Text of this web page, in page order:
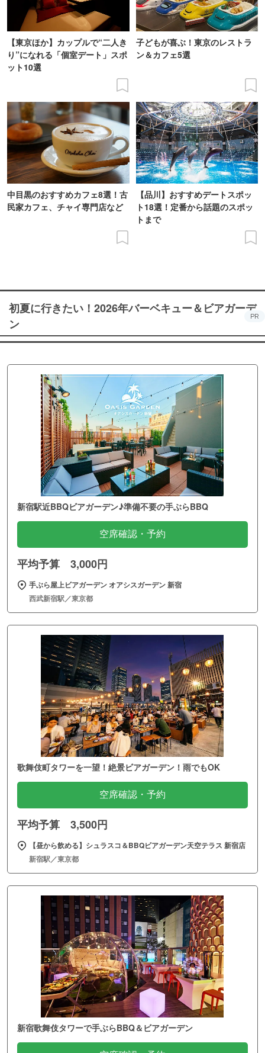
【東京ほか】カップルで“二人き
り”になれる「個室デート」スポ
ット10選
子どもが喜ぶ！東京のレストラ
ン＆カフェ5選
中目黒のおすすめカフェ8選！古
民家カフェ、チャイ専門店など
【品川】おすすめデートスポッ
ト18選！定番から話題のスポッ
トまで
初夏に行きたい！2026年バーベキュー＆ビアガーデ
ン
PR
新宿駅近BBQビアガーデン♪準備不要の手ぶらBBQ
空席確認・予約
平均予算 3,000円
手ぶら屋上ビアガーデン オアシスガーデン 新宿
西武新宿駅／東京都
歌舞伎町タワーを一望！絶景ビアガーデン！雨でもOK
空席確認・予約
平均予算 3,500円
【昼から飲める】シュラスコ＆BBQビアガーデン天空テラス 新宿店
新宿駅／東京都
新宿歌舞伎タワーで手ぶらBBQ＆ビアガーデン